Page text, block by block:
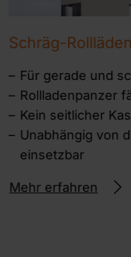
Schräg-Rollläden
Für gerade und
Rollladenpanzer
Kein seitlicher
Unabhängig von
einsetzbar
Mehr erfahren